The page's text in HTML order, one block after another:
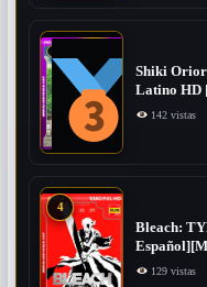
Shiki
Latino HD
142 vistas
4
Bleach:
129 vistas